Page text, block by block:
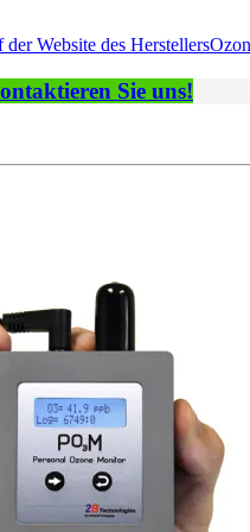
Website des Herstellers
Sie uns!